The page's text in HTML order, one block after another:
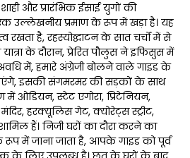
और प्रारंभिक ईसाई युगों की
उल्लेखनीय प्रमाण के रूप में खड़ा है। यह
रखता है, रहस्योद्घाटन के सात चर्चों में से
के दौरान, प्रेरित पौलुस ने इफिसुस में
में, हमारे अंग्रेजी बोलने वाले गाइड के
इसकी संगमरमर की सड़कों के साथ
ओडियन, स्टेट एगोरा, प्रिटेनियन,
हरक्यूलिस गेट, क्योरेट्स स्ट्रीट,
हैं। निजी घरों का दौरा करने का
में जाना जाता है, आपके गाइड को पूर्व